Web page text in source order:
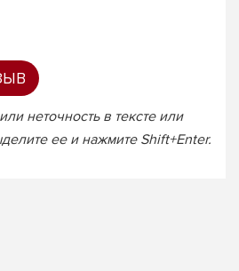
неточность в тексте или
ее и нажмите Shift+Enter.